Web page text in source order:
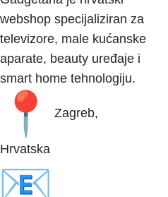
webshop specijaliziran za
televizore, male kućanske
aparate, beauty uređaje i
smart home tehnologiju.
Zagreb,
Hrvatska